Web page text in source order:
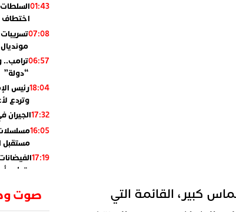
كبير، القائمة التي
01:43
اختطاف
07:08
مونديال
06:57ترامب..
“دولة”
18:04رئيس
وتردع
17:32الجيران
16:05
مستقبل
17:19
وتطرح
الجزائرصوت